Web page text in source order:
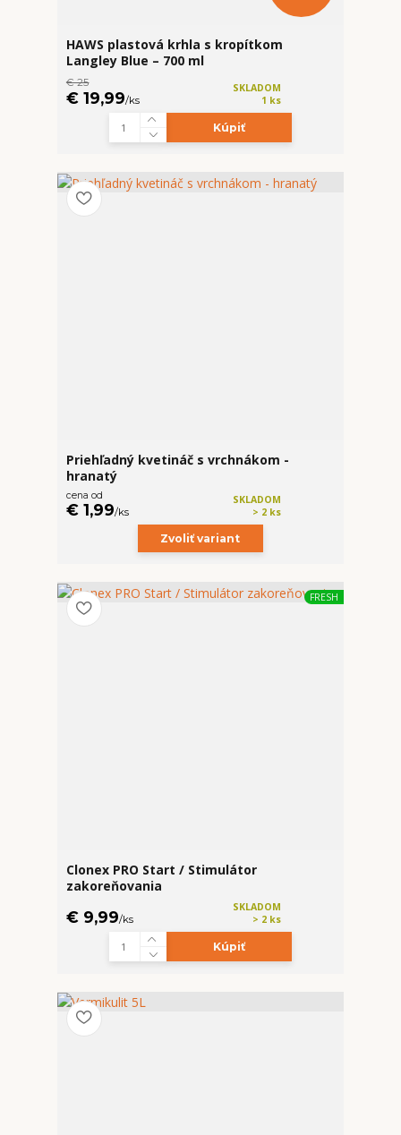
HAWS plastová krhla s kropítkom
Langley Blue – 700 ml
€ 25
€ 19,99/ks
SKLADOM
1 ks
Kúpiť
Priehľadný kvetináč s vrchnákom -
hranatý
cena od
€ 1,99/ks
SKLADOM
> 2 ks
Zvoliť variant
FRESH
Clonex PRO Start / Stimulátor
zakoreňovania
€ 9,99/ks
SKLADOM
> 2 ks
Kúpiť